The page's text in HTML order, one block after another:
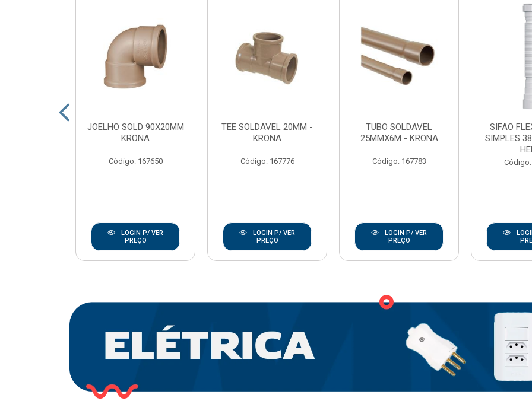
JOELHO SOLD 90X20MM
KRONA
Código: 167650
LOGIN P/ VER
PREÇO
TEE SOLDAVEL 20MM -
KRONA
Código: 167776
LOGIN P/ VER
PREÇO
TUBO SOLDAVEL
25MMX6M - KRONA
Código: 167783
LOGIN P/ VER
PREÇO
SIFAO
SIMPLES